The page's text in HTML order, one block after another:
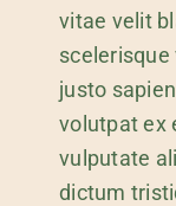
vitae velit
justo
volutpat ex
vulputate
dictum